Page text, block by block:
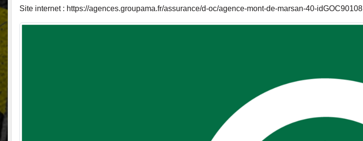
Site internet : https://agences.groupama.fr/assurance/d-oc/agence-mont-de-marsan-40-idGOC90108